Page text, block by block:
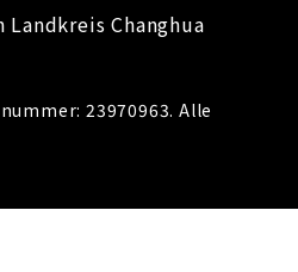
Landkreis Changhua
23970963. Alle